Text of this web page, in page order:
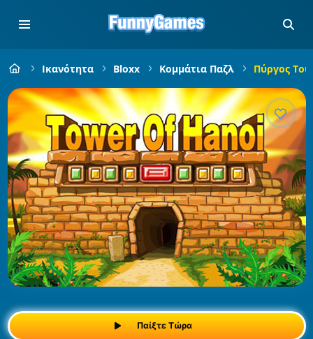
Ικανότητα Bloxx Κομμάτια Παζλ Πύργος
Παίξτε Τώρα